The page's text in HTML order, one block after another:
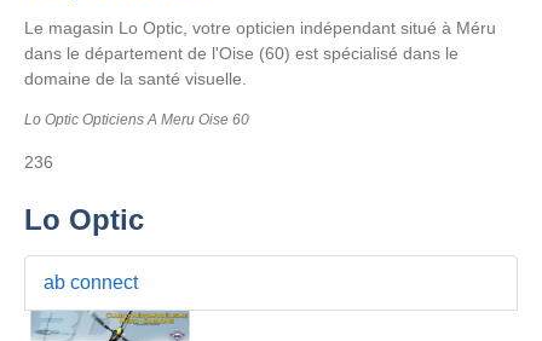
Le magasin Lo Optic, votre opticien indépendant situé à Méru
dans le département de l'Oise (60) est spécialisé dans le
domaine de la santé visuelle.
Lo Optic Opticiens A Meru Oise 60
236
Lo Optic
ab connect